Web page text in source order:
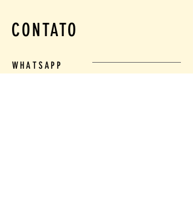
CONTATO
WHATSAPP